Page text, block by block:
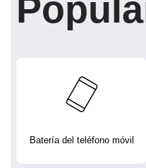
Batería del teléfono móvil